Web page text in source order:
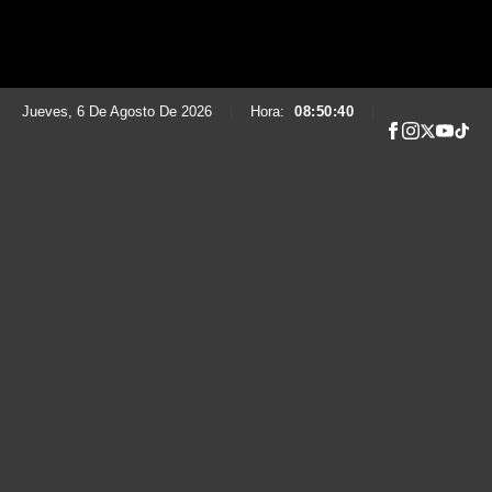
Jueves, 6 De Agosto De 2026 Hora: 08:50:45